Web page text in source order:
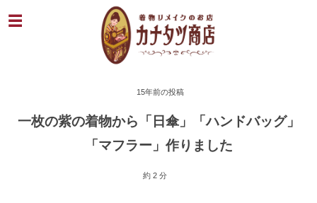
15年前の投稿
一枚の紫の着物から「日傘」「ハンドバッグ」
「マフラー」作りました
約 2 分